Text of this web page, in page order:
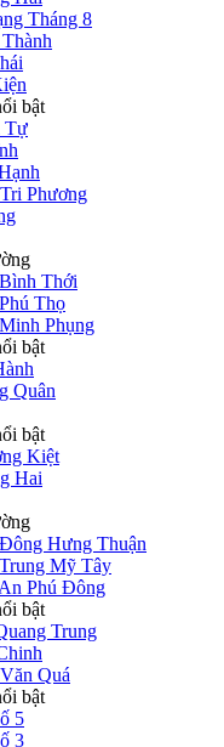
Tháng 8
bật
Tự
Phương
Thới
Thọ
Phụng
bật
Quân
bật
Kiệt
Hai
Hưng Thuận
Mỹ Tây
Phú Đông
bật
Trung
Quá
bật
5
3